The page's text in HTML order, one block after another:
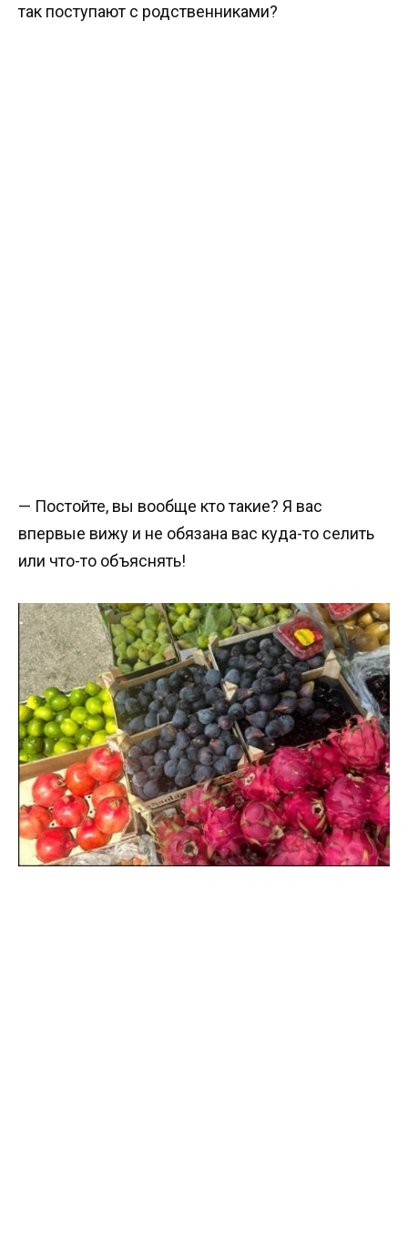
так поступают с родственниками?
— Постойте, вы вообще кто такие? Я вас
впервые вижу и не обязана вас куда-то селить
или что-то объяснять!